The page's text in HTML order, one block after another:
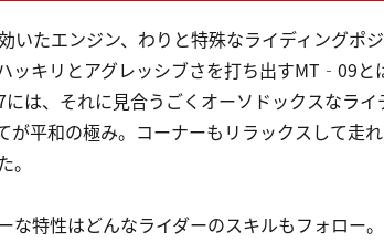
いたエンジン、わりと特殊なライディングポ
ッキリとアグレッシブさを打ち出すMT‐09
は、それに見合うごくオーソドックスなラ
が平和の極み。コーナーもリラックスして走
。
な特性はどんなライダーのスキルもフォロー